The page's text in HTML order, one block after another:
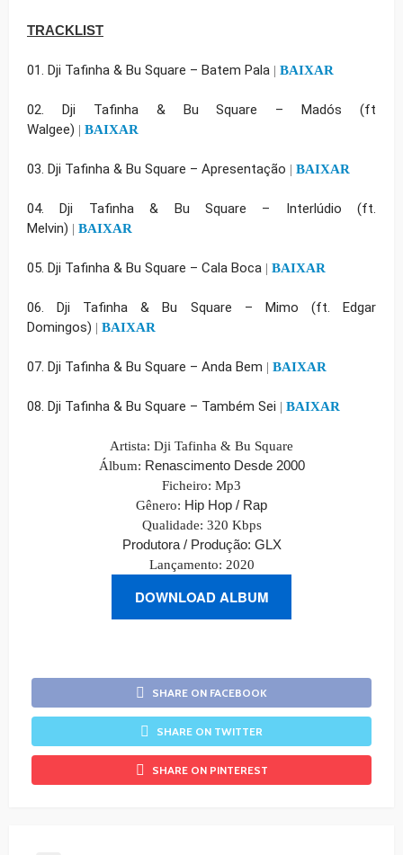
TRACKLIST
01. Dji Tafinha & Bu Square – Batem Pala | BAIXAR
02. Dji Tafinha & Bu Square – Madós (ft
Walgee) | BAIXAR
03. Dji Tafinha & Bu Square – Apresentação | BAIXAR
04. Dji Tafinha & Bu Square – Interlúdio (ft.
Melvin) | BAIXAR
05. Dji Tafinha & Bu Square – Cala Boca | BAIXAR
06. Dji Tafinha & Bu Square – Mimo (ft. Edgar
Domingos) | BAIXAR
07. Dji Tafinha & Bu Square – Anda Bem | BAIXAR
08. Dji Tafinha & Bu Square – Também Sei | BAIXAR
Artista: Dji Tafinha & Bu Square
Álbum: Renascimento Desde 2000
Ficheiro: Mp3
Gênero: Hip Hop / Rap
Qualidade: 320 Kbps
Produtora / Produção: GLX
Lançamento: 2020
DOWNLOAD ALBUM
SHARE ON FACEBOOK
SHARE ON TWITTER
SHARE ON PINTEREST